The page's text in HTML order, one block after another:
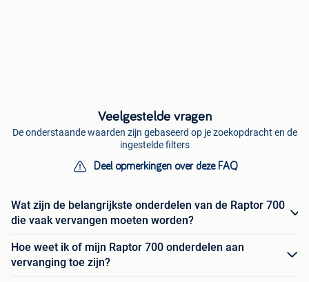
Veelgestelde vragen
De onderstaande waarden zijn gebaseerd op je zoekopdracht en de
ingestelde filters
Deel opmerkingen over deze FAQ
Wat zijn de belangrijkste onderdelen van de Raptor 700
die vaak vervangen moeten worden?
Hoe weet ik of mijn Raptor 700 onderdelen aan
vervanging toe zijn?